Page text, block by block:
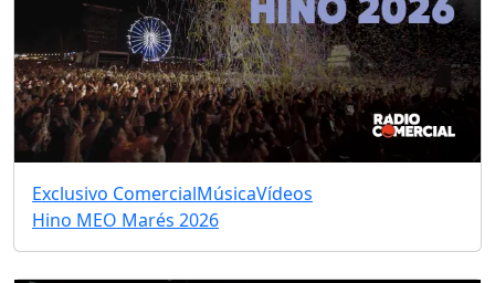
Exclusivo ComercialMúsicaVídeos
Hino MEO Marés 2026